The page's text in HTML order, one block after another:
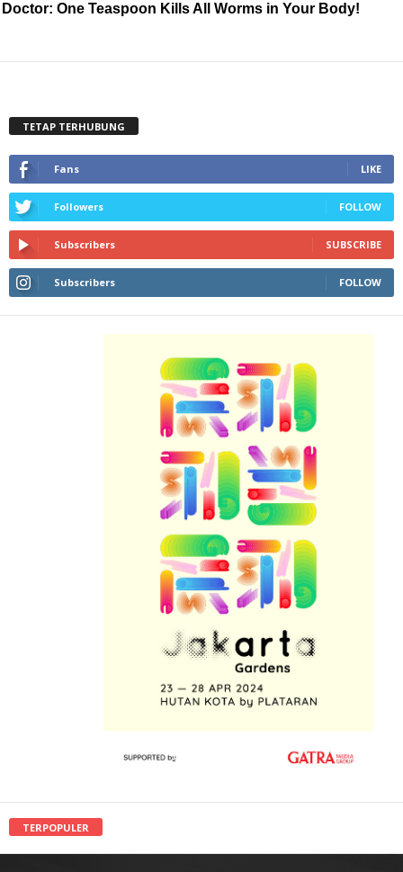
Doctor: One Teaspoon Kills All Worms in Your Body!
TETAP TERHUBUNG
Fans LIKE
Followers FOLLOW
Subscribers SUBSCRIBE
Subscribers FOLLOW
TERPOPULER